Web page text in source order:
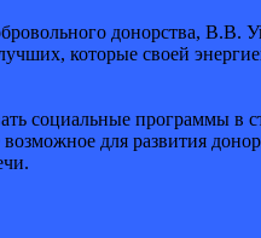
донорства, В.В.
которые своей
социальные программы
для развития